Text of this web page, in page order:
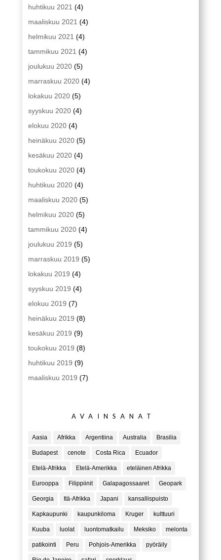
huhtikuu 2021 (4)
maaliskuu 2021 (4)
helmikuu 2021 (4)
tammikuu 2021 (4)
joulukuu 2020(5)
marraskuu 2020(4)
lokakuu 2020(5)
syyskuu 2020(4)
elokuu 2020(4)
heinäkuu 2020(5)
kesäkuu 2020(4)
toukokuu 2020(4)
huhtikuu 2020(4)
maaliskuu 2020(5)
helmikuu 2020(5)
tammikuu 2020(4)
joulukuu 2019 (5)
marraskuu 2019 (5)
lokakuu 2019 (4)
syyskuu 2019 (4)
elokuu 2019 (7)
heinäkuu 2019 (8)
kesäkuu 2019 (9)
toukokuu 2019 (8)
huhtikuu 2019 (9)
maaliskuu 2019 (7)
AVAINSANAT
Aasia Afrikka Argentiina Australia Brasilia
Budapest cenote Costa Rica Ecuador
Etelä-Afrikka Etelä-Amerikka eteläinen Afrikka
Eurooppa Filippiinit Galapagossaaret Geopark
Georgia Itä-Afrikka Japani kansallispuisto
Kapkaupunki kaupunkiloma Kruger kulttuuri
Kuuba luolat luontomatkailu Meksiko melonta
patikointi Peru Pohjois-Amerikka pyöräily